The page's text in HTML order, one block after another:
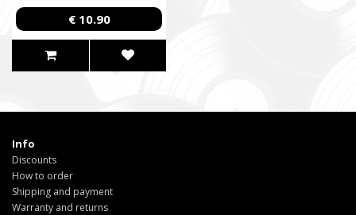
€ 10.90
Info
Discounts
How to order
Shipping and payment
Warranty and returns